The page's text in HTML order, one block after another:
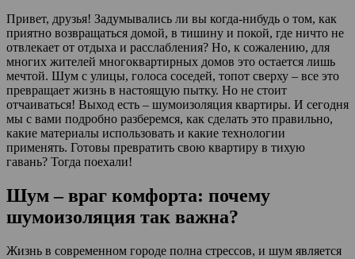
Привет, друзья! Задумывались ли вы когда-нибудь о том, как
приятно возвращаться домой, в тишину и покой, где ничто не
отвлекает от отдыха и расслабления? Но, к сожалению, для
многих жителей многоквартирных домов это остается лишь
мечтой. Шум с улицы, голоса соседей, топот сверху – все это
превращает жизнь в настоящую пытку. Но не стоит
отчаиваться! Выход есть – шумоизоляция квартиры. И сегодня
мы с вами подробно разберемся, как сделать это правильно,
какие материалы использовать и какие технологии
применять. Готовы превратить свою квартиру в тихую
гавань? Тогда поехали!
Шум – враг комфорта: почему
шумоизоляция так важна?
Жизнь в современном городе полна стрессов, и шум является